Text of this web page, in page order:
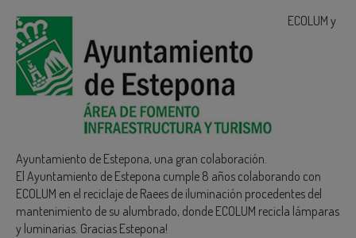
BLOG ECOLUM y
Ayuntamiento de Estepona, una gran colaboración.
El Ayuntamiento de Estepona cumple 8 años colaborando con
ECOLUM en el reciclaje de Raees de iluminación procedentes del
mantenimiento de su alumbrado, donde ECOLUM recicla lámparas
y luminarias. Gracias Estepona!